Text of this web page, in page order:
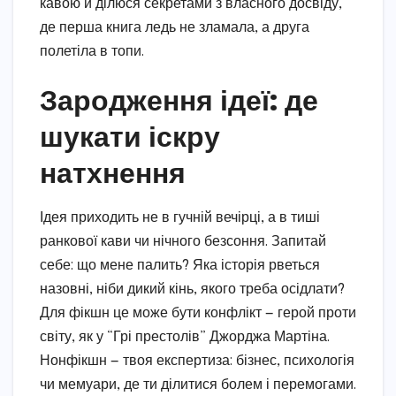
кавою й ділюся секретами з власного досвіду,
де перша книга ледь не зламала, а друга
полетіла в топи.
Зародження ідеї: де
шукати іскру
натхнення
Ідея приходить не в гучній вечірці, а в тиші
ранкової кави чи нічного безсоння. Запитай
себе: що мене палить? Яка історія рветься
назовні, ніби дикий кінь, якого треба осідлати?
Для фікшн це може бути конфлікт — герой проти
світу, як у “Грі престолів” Джорджа Мартіна.
Нонфікшн — твоя експертиза: бізнес, психологія
чи мемуари, де ти ділитися болем і перемогами.